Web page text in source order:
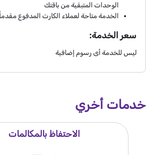
الوحدات المتبقية من باقتك
الخدمة متاحة لعملاء الكارت المدفوع
سعر الخدمة:
ليس للخدمة أى رسوم إضافية
خدمات أخري
الاحتفاظ بالمكالمات